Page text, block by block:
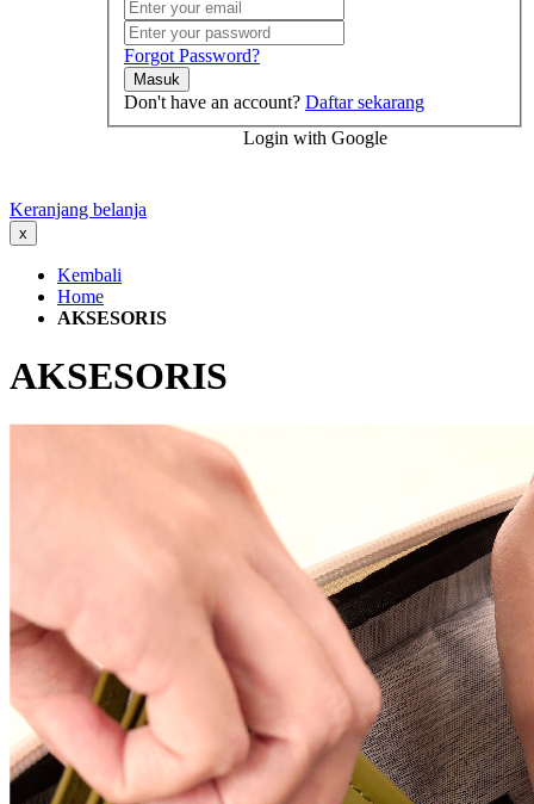
Forgot Password?
Masuk
Don't have an account? Daftar sekarang
Login with Google
Keranjang belanja
x
Kembali
Home
AKSESORIS
AKSESORIS